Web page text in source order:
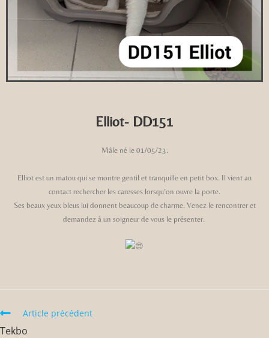
Elliot- DD151
Mâle né le 01/05/23.
Elliot est un matou qui se montre gentil et tranquille en petit box. Il vient au
contact rechercher les caresses lorsqu’on ouvre la porte.
Ses beaux yeux bleus lui donnent beaucoup de charme. Venez le rencontrer et
demandez à un soigneur de vous le présenter.
Article précédent
Tekbo